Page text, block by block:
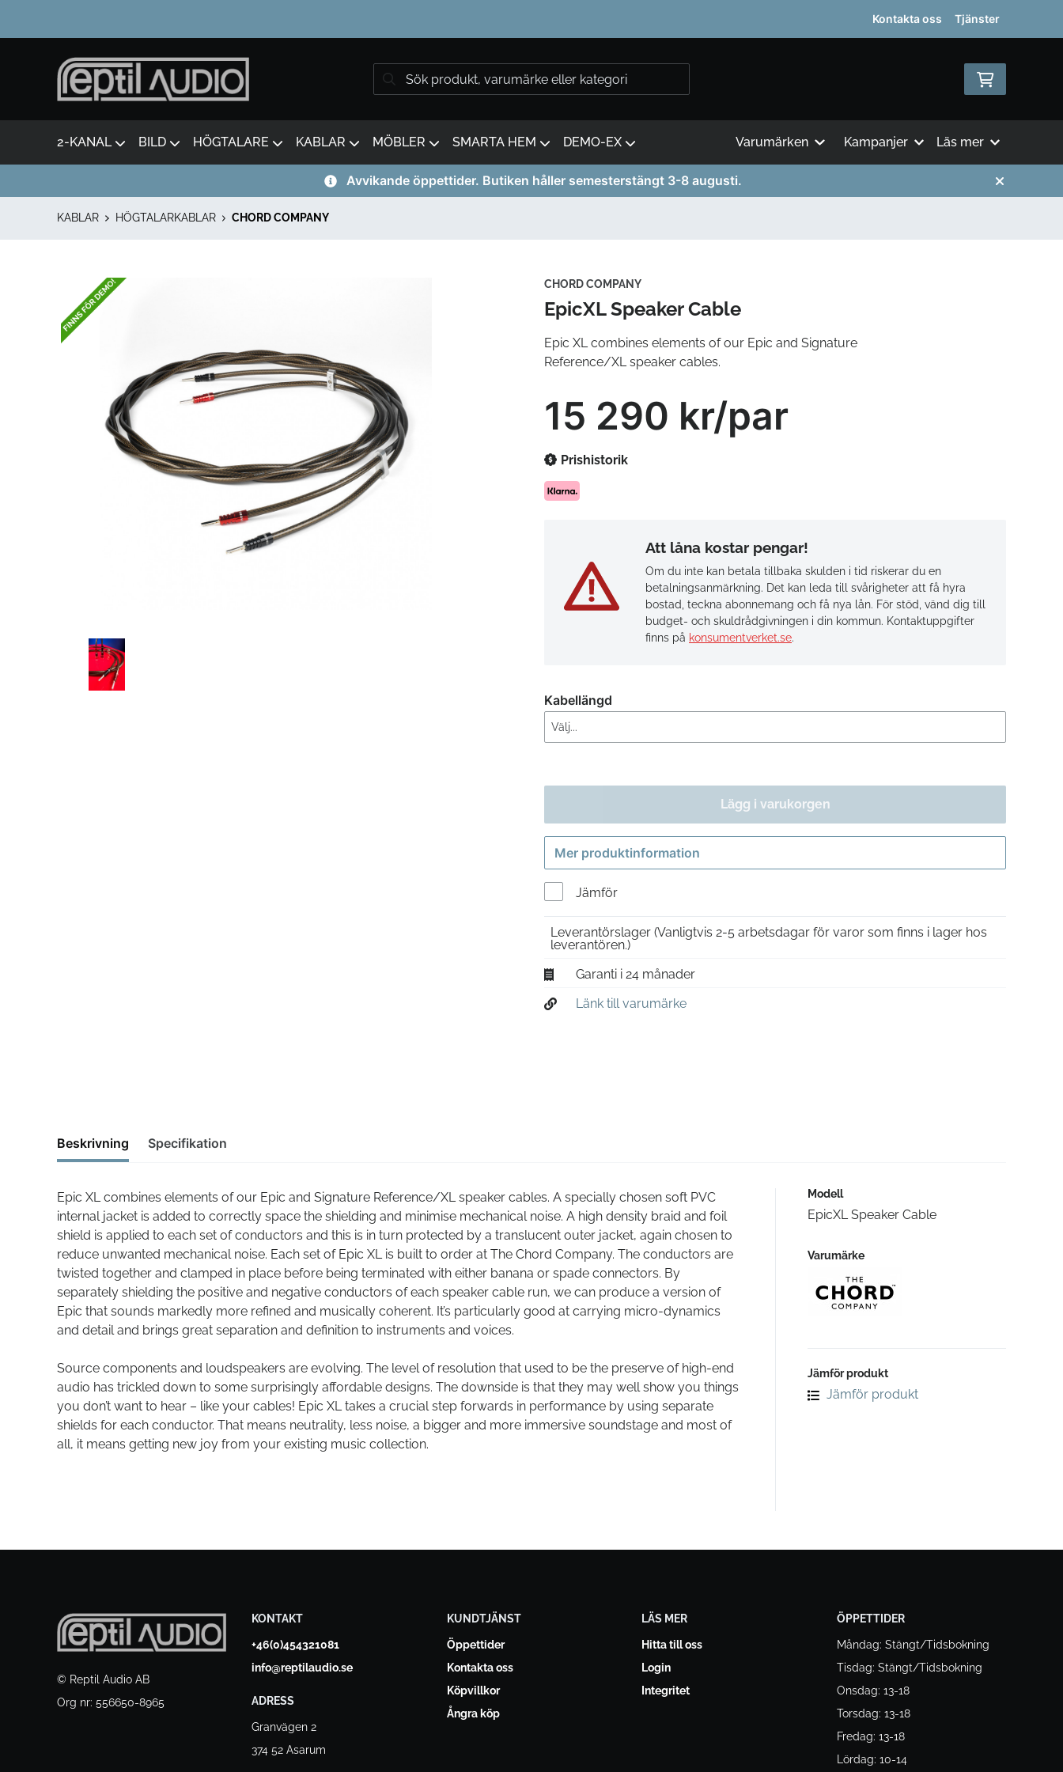
Kontakta oss Tjänster
2-KANAL BILD HÖGTALARE KABLAR MÖBLER SMARTA HEM DEMO-EX Varumärken Kampanjer Läs mer
Avvikande öppettider. Butiken håller semesterstängt 3-8 augusti.
KABLAR HÖGTALARKABLAR CHORD COMPANY
CHORD COMPANY
EpicXL Speaker Cable
Epic XL combines elements of our Epic and Signature
Reference/XL speaker cables.
15 290 kr/par
Prishistorik
Att låna kostar pengar!
Om du inte kan betala tillbaka skulden i tid riskerar du en
betalningsanmärkning. Det kan leda till svårigheter att få hyra
bostad, teckna abonnemang och få nya lån. För stöd, vänd dig till
budget- och skuldrådgivningen i din kommun. Kontaktuppgifter
finns på konsumentverket.se.
Kabellängd
Lägg i varukorgen
Mer produktinformation
Jämför
Leverantörslager (Vanligtvis 2-5 arbetsdagar för varor som finns i lager hos
leverantören.)
Garanti i 24 månader
Länk till varumärke
Beskrivning Specifikation
Epic XL combines elements of our Epic and Signature Reference/XL speaker cables. A specially chosen soft PVC
internal jacket is added to correctly space the shielding and minimise mechanical noise. A high density braid and foil
shield is applied to each set of conductors and this is in turn protected by a translucent outer jacket, again chosen to
reduce unwanted mechanical noise. Each set of Epic XL is built to order at The Chord Company. The conductors are
twisted together and clamped in place before being terminated with either banana or spade connectors. By
separately shielding the positive and negative conductors of each speaker cable run, we can produce a version of
Epic that sounds markedly more refined and musically coherent. It’s particularly good at carrying micro-dynamics
and detail and brings great separation and definition to instruments and voices.
Source components and loudspeakers are evolving. The level of resolution that used to be the preserve of high-end
audio has trickled down to some surprisingly affordable designs. The downside is that they may well show you things
you don’t want to hear – like your cables! Epic XL takes a crucial step forwards in performance by using separate
shields for each conductor. That means neutrality, less noise, a bigger and more immersive soundstage and most of
all, it means getting new joy from your existing music collection.
Modell
EpicXL Speaker Cable
Varumärke
Jämför produkt
Jämför produkt
© Reptil Audio AB
Org nr: 556650-8965
KONTAKT
+46(0)454321081
info@reptilaudio.se
ADRESS
Granvägen 2
374 52 Asarum
KUNDTJÄNST
Öppettider
Kontakta oss
Köpvillkor
Ångra köp
LÄS MER
Hitta till oss
Login
Integritet
ÖPPETTIDER
Måndag: Stängt/Tidsbokning
Tisdag: Stängt/Tidsbokning
Onsdag: 13-18
Torsdag: 13-18
Fredag: 13-18
Lördag: 10-14